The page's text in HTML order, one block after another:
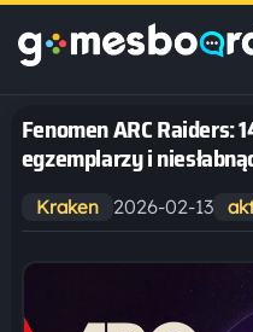
Fenomen ARC Raiders:
egzemplarzy i
Kraken 2026-02-13